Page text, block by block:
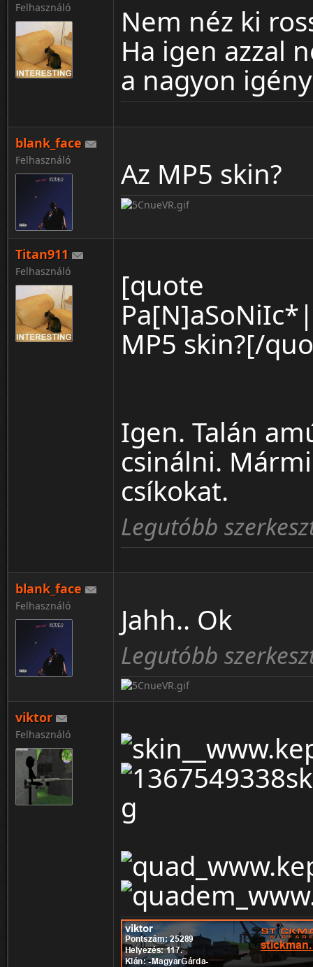
Felhasználó
Nem néz ki
Ha igen azzal
a nagyon
blank_face
Felhasználó Az MP5 skin?
Titan911
Felhasználó
[quote
MP5 skin?[/
Igen. Talán
csinálni.
csíkokat.
Legutóbb
blank_face
Felhasználó Jahh.. Ok
Legutóbb
viktor
Felhasználó